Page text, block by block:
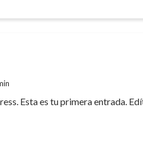
Esta es tu primera entrada.